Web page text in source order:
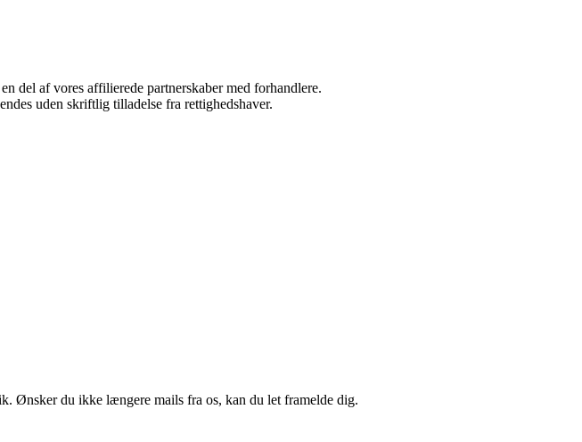
del af vores affilierede partnerskaber med forhandlere.
uden skriftlig tilladelse fra rettighedshaver.
Ønsker du ikke længere mails fra os, kan du let framelde dig.